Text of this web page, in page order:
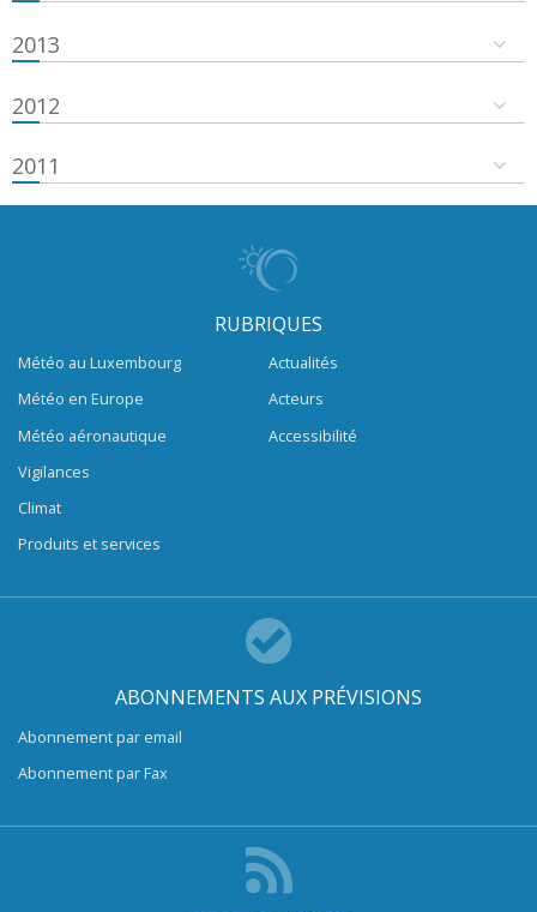
2013
2012
2011
RUBRIQUES
Météo au Luxembourg
Météo en Europe
Météo aéronautique
Vigilances
Climat
Produits et services
Actualités
Acteurs
Accessibilité
ABONNEMENTS AUX PRÉVISIONS
Abonnement par email
Abonnement par Fax